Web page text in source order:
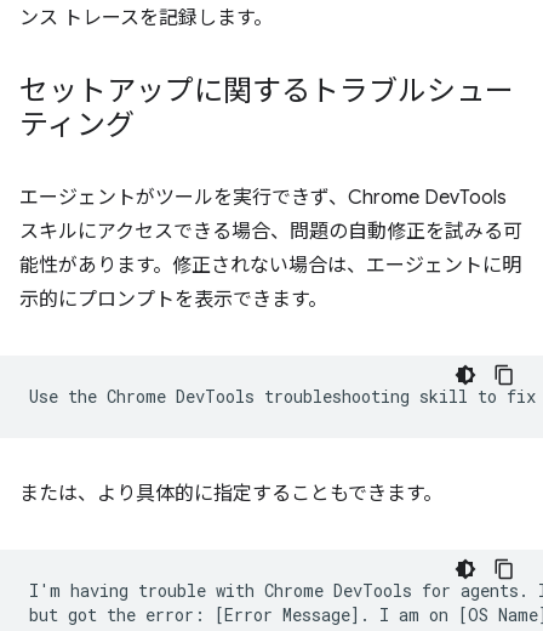
ンス トレースを記録します。
セットアップに関するトラブルシュー
ティング
エージェントがツールを実行できず、Chrome DevTools
スキルにアクセスできる場合、問題の自動修正を試みる可
能性があります。修正されない場合は、エージェントに明
示的にプロンプトを表示できます。
または、より具体的に指定することもできます。
I'm having trouble with Chrome DevTools for
but got the error: [Error Message]. I am on [OS